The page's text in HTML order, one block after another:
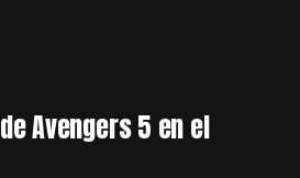
Avengers 5 en el